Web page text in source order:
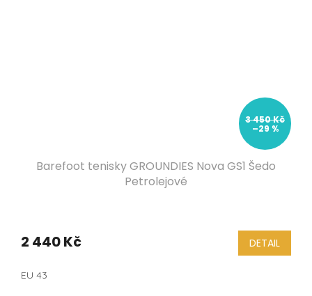
3 450 Kč
–29 %
Barefoot tenisky GROUNDIES Nova GS1 Šedo
Petrolejové
2 440 Kč DETAIL
EU 43